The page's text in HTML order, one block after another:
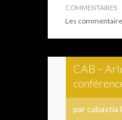
COMMENTAIRES
Les
CAB –
par